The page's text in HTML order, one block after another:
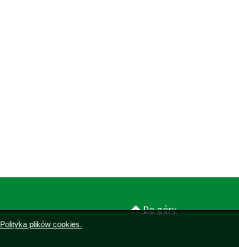
Do góry
Polityka plików cookies.